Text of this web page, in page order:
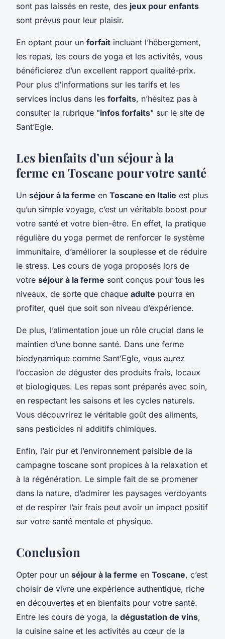
sont pas laissés en reste, des jeux pour enfants
sont prévus pour leur plaisir.
En optant pour un forfait incluant l’hébergement,
les repas, les cours de yoga et les activités, vous
bénéficierez d’un excellent rapport qualité-prix.
Pour plus d’informations sur les tarifs et les
services inclus dans les forfaits, n’hésitez pas à
consulter la rubrique "infos forfaits" sur le site de
Sant’Egle.
Les bienfaits d’un séjour à la
ferme en Toscane pour votre santé
Un séjour à la ferme en Toscane en Italie est plus
qu’un simple voyage, c’est un véritable boost pour
votre santé et votre bien-être. En effet, la pratique
régulière du yoga permet de renforcer le système
immunitaire, d’améliorer la souplesse et de réduire
le stress. Les cours de yoga proposés lors de
votre séjour à la ferme sont conçus pour tous les
niveaux, de sorte que chaque adulte pourra en
profiter, quel que soit son niveau d’expérience.
De plus, l’alimentation joue un rôle crucial dans le
maintien d’une bonne santé. Dans une ferme
biodynamique comme Sant’Egle, vous aurez
l’occasion de déguster des produits frais, locaux
et biologiques. Les repas sont préparés avec soin,
en respectant les saisons et les cycles naturels.
Vous découvrirez le véritable goût des aliments,
sans pesticides ni additifs chimiques.
Enfin, l’air pur et l’environnement paisible de la
campagne toscane sont propices à la relaxation et
à la régénération. Le simple fait de se promener
dans la nature, d’admirer les paysages verdoyants
et de respirer l’air frais peut avoir un impact positif
sur votre santé mentale et physique.
Conclusion
Opter pour un séjour à la ferme en Toscane, c’est
choisir de vivre une expérience authentique, riche
en découvertes et en bienfaits pour votre santé.
Entre les cours de yoga, la dégustation de vins,
la cuisine saine et les activités au cœur de la